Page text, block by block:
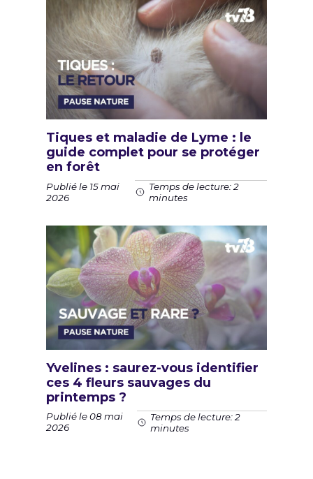
Tiques et maladie de Lyme : le
guide complet pour se protéger
en forêt
Publié le 15 mai
2026
Temps de lecture: 2
minutes
Yvelines : saurez-vous identifier
ces 4 fleurs sauvages du
printemps ?
Publié le 08 mai
2026
Temps de lecture: 2
minutes